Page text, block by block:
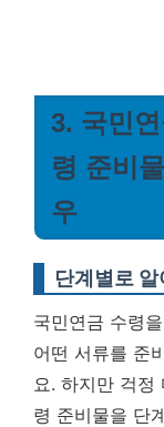
3. 국민
령 준비
우
단계별로
국민연금 수령
어떤 서류를 준
요. 하지만 걱정
령 준비물을 단